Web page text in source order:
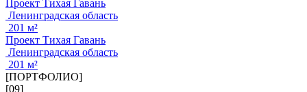
Проект Тихая Гавань
Ленинградская область
201 м²
Проект Тихая Гавань
Ленинградская область
201 м²
[ПОРТФОЛИО]
[09]